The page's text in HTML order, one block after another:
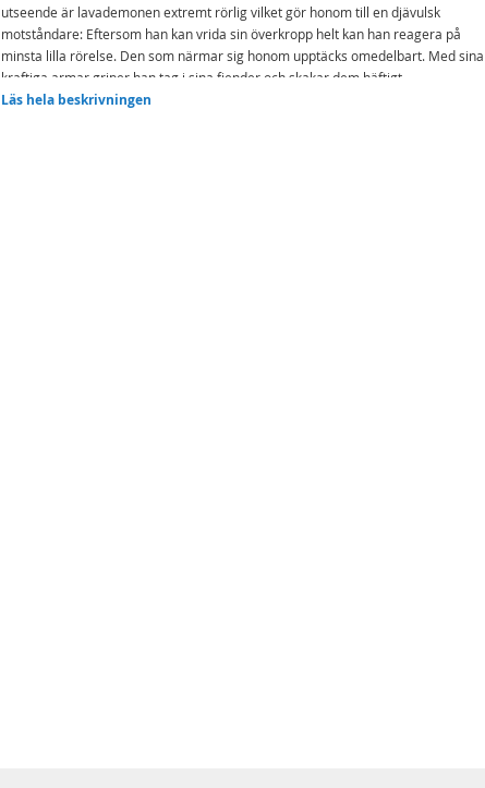
utseende är lavademonen extremt rörlig vilket gör honom till en djävulsk
motståndare: Eftersom han kan vrida sin överkropp helt kan han reagera på
minsta lilla rörelse. Den som närmar sig honom upptäcks omedelbart. Med sina
kraftiga armar griper han tag i sina fiender och skakar dem häftigt.
Lavademonen kan också röra sin käft. När han öppnar den sprutar han ut en
Läs hela beskrivningen